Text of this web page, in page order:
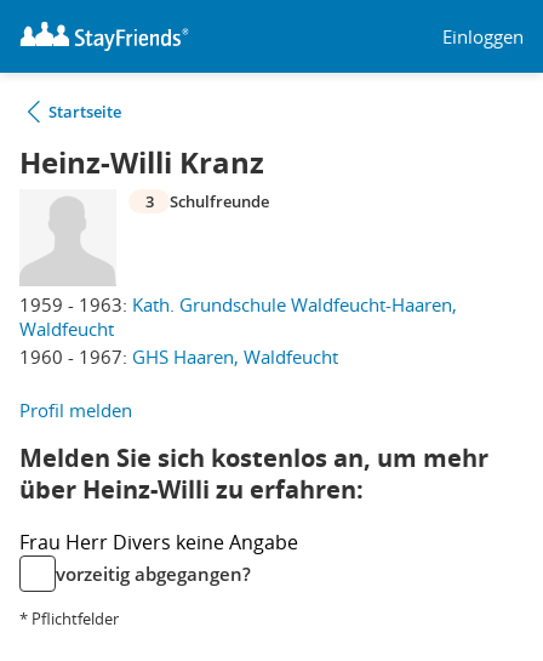
Einloggen
Startseite
Heinz-Willi Kranz
1959 - 1963: Kath. Grundschule Waldfeucht-Haaren,
Waldfeucht
1960 - 1967: GHS Haaren, Waldfeucht
3 Schulfreunde
Profil melden
Melden Sie sich kostenlos an, um mehr
über Heinz-Willi zu erfahren:
Frau Herr Divers keine Angabe
vorzeitig abgegangen?
* Pflichtfelder